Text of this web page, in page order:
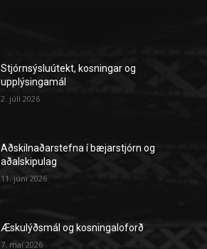
Stjórnsýsluútekt, kosningar og
upplýsingamál
2. júlí 2026
Aðskilnaðarstefna í bæjarstjórn og
aðalskipulag
11. júní 2026
Æskulýðsmál og kosningaloforð
7. maí 2026